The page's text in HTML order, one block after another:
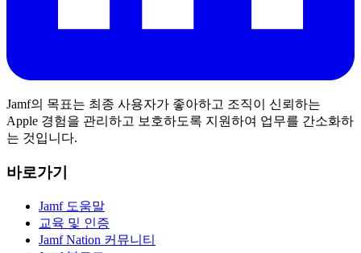
Jamf의 목표는 최종 사용자가 좋아하고 조직이 신뢰하는
Apple 경험을 관리하고 보호하도록 지원하여 업무를 간소화하
는 것입니다.
바로가기
Jamf 도움말
교육 및 인증
Jamf Nation 커뮤니티